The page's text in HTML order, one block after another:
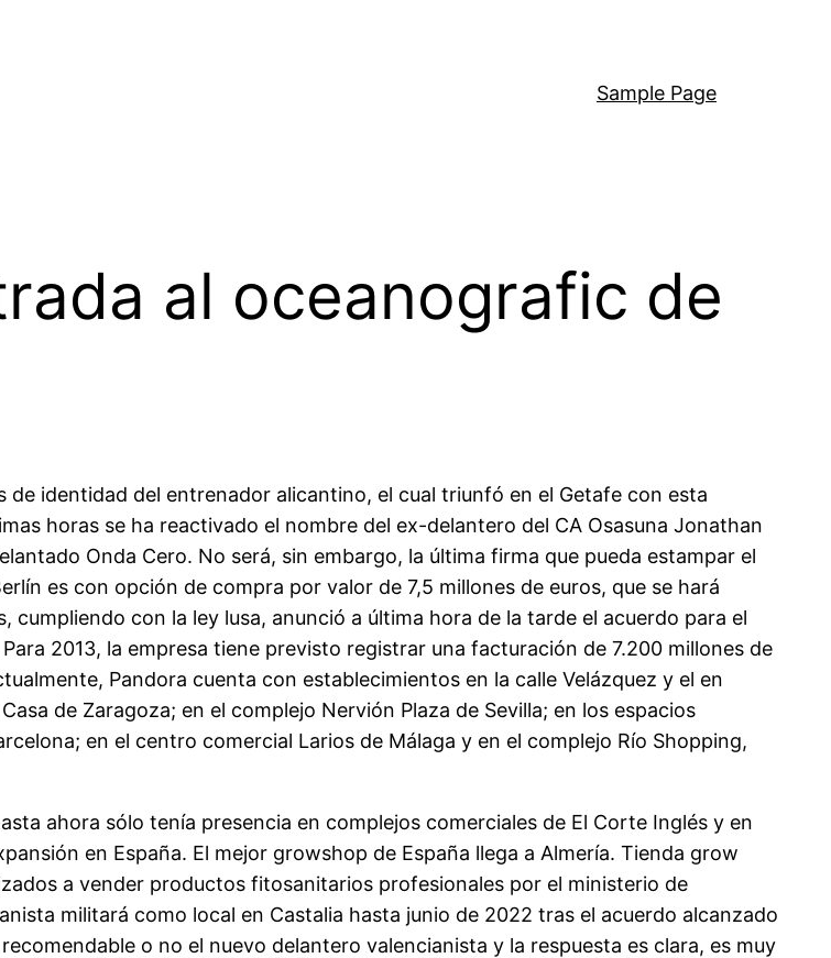
Sample Page
al oceanografic de
de identidad del entrenador alicantino, el cual triunfó en el Getafe con esta
horas se ha reactivado el nombre del ex-delantero del CA Osasuna Jonathan
Onda Cero. No será, sin embargo, la última firma que pueda estampar el
es con opción de compra por valor de 7,5 millones de euros, que se hará
con la ley lusa, anunció a última hora de la tarde el acuerdo para el
2013, la empresa tiene previsto registrar una facturación de 7.200 millones de
Pandora cuenta con establecimientos en la calle Velázquez y el en
de Zaragoza; en el complejo Nervión Plaza de Sevilla; en los espacios
en el centro comercial Larios de Málaga y en el complejo Río Shopping,
ahora sólo tenía presencia en complejos comerciales de El Corte Inglés y en
en España. El mejor growshop de España llega a Almería. Tienda grow
a vender productos fitosanitarios profesionales por el ministerio de
militará como local en Castalia hasta junio de 2022 tras el acuerdo alcanzado
o no el nuevo delantero valencianista y la respuesta es clara, es muy